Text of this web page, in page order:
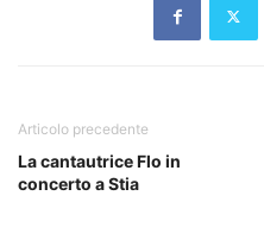
Articolo precedente
La cantautrice Flo in
concerto a Stia